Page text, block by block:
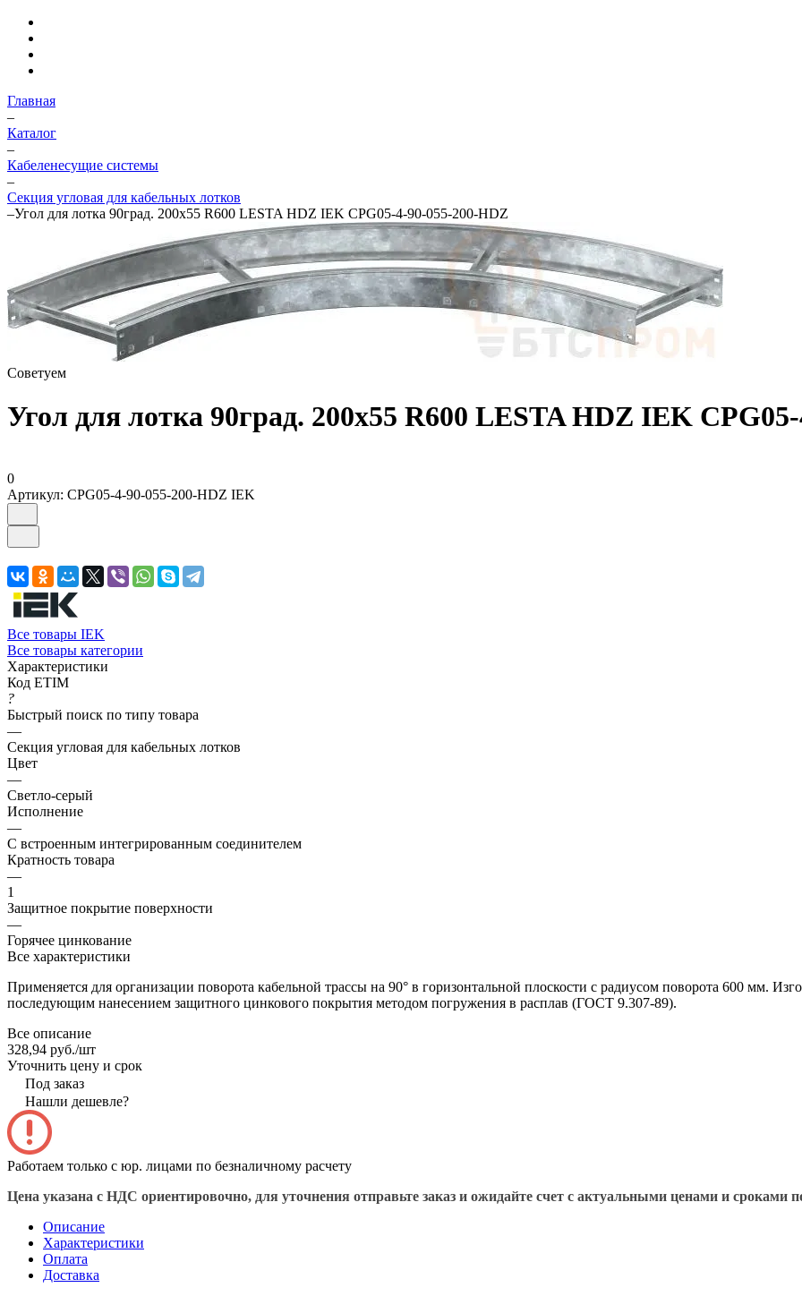
Главная
–
Каталог
–
Кабеленесущие системы
–
Секция угловая для кабельных лотков
–Угол для лотка 90град. 200х55 R600 LESTA HDZ IEK CPG05-4-90-055-200-HDZ
Советуем
Угол для лотка 90град. 200х55 R600 LESTA HDZ IEK
0
Артикул: CPG05-4-90-055-200-HDZ IEK
Все товары IEK
Все товары категории
Характеристики
Код ETIM
?
Быстрый поиск по типу товара
—
Секция угловая для кабельных лотков
Цвет
—
Светло-серый
Исполнение
—
С встроенным интегрированным соединителем
Кратность товара
—
1
Защитное покрытие поверхности
—
Горячее цинкование
Все характеристики
Применяется для организации поворота кабельной трассы на 90° в горизонтальной плоскости с радиусом поворота 600 мм.
последующим нанесением защитного цинкового покрытия методом погружения в расплав (ГОСТ 9.307-89).
Все описание
328,94 руб./шт
Уточнить цену и срок
Под заказ
Нашли дешевле?
Работаем только с юр. лицами по безналичному расчету
Цена указана с НДС ориентировочно, для уточнения отправьте заказ и ожидайте счет с актуальными ценами и сроками
Описание
Характеристики
Оплата
Доставка